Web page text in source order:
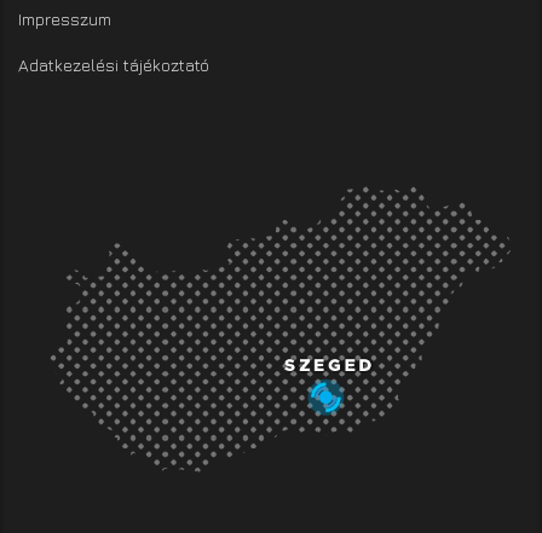
Impresszum
Adatkezelési tájékoztató